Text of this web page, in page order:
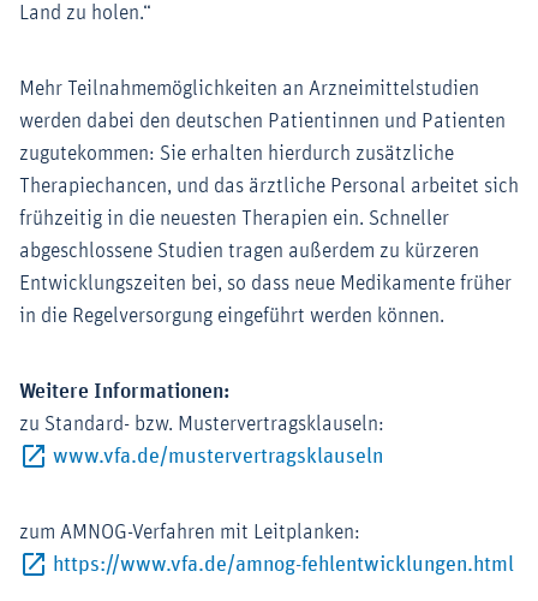
Land zu holen.“
Mehr Teilnahmemöglichkeiten an Arzneimittelstudien
werden dabei den deutschen Patientinnen und Patienten
zugutekommen: Sie erhalten hierdurch zusätzliche
Therapiechancen, und das ärztliche Personal arbeitet sich
frühzeitig in die neuesten Therapien ein. Schneller
abgeschlossene Studien tragen außerdem zu kürzeren
Entwicklungszeiten bei, so dass neue Medikamente früher
in die Regelversorgung eingeführt werden können.
Weitere Informationen:
zu Standard- bzw. Mustervertragsklauseln:
www.vfa.de/mustervertragsklauseln
zum AMNOG-Verfahren mit Leitplanken:
https://www.vfa.de/amnog-fehlentwicklungen.html